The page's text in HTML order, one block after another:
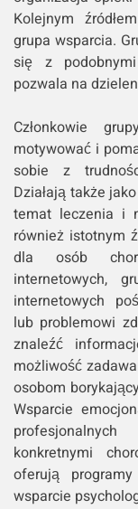
Kolejnym
grupa wsparcia.
się z
pozwala na
Członkowie
motywować i
sobie z
Działają także
temat leczenia i
również istotnym
dla osób
internetowych,
internetowych
lub problemowi
znaleźć
możliwość
osobom
Wsparcie
konkretnymi
oferują
wsparcie